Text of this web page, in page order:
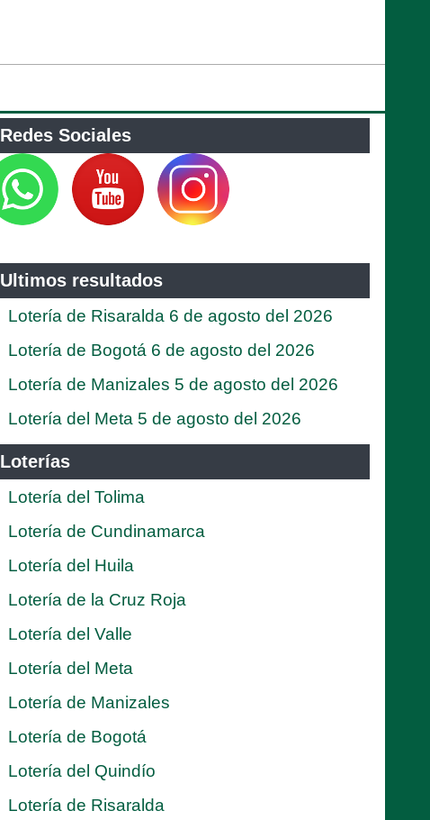
Redes Sociales
Ultimos resultados
Lotería de Risaralda 6 de agosto del 2026
Lotería de Bogotá 6 de agosto del 2026
Lotería de Manizales 5 de agosto del 2026
Lotería del Meta 5 de agosto del 2026
Loterías
Lotería del Tolima
Lotería de Cundinamarca
Lotería del Huila
Lotería de la Cruz Roja
Lotería del Valle
Lotería del Meta
Lotería de Manizales
Lotería de Bogotá
Lotería del Quindío
Lotería de Risaralda